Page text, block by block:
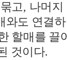
고, 나머
와도 연결
할매를 끌
것이다.